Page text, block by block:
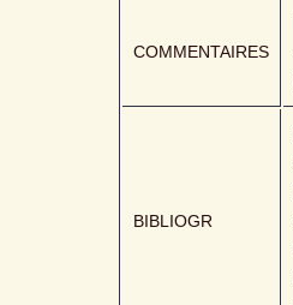
COMMENTAIRES
BIBLIOGR